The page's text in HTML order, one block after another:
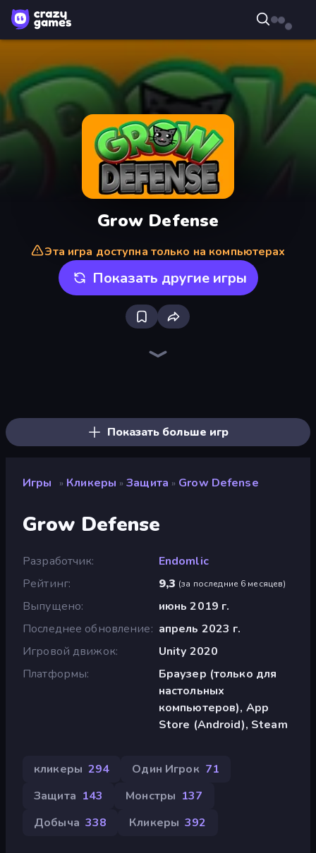
Grow Defense
Эта игра доступна только на компьютерах
Показать другие игры
Показать больше игр
Игры » Кликеры » Защита » Grow Defense
Grow Defense
Разработчик
Endomlic
Рейтинг
9,3 (за последние 6 месяцев)
Выпущено
июнь 2019 г.
Последнее обновление
апрель 2023 г.
Игровой движок
Unity 2020
Платформы
Браузер (только для
настольных
компьютеров), App
Store (Android), Steam
кликеры 294 Один Игрок 71
Защита 143 Монстры 137
Добыча 338 Кликеры 392